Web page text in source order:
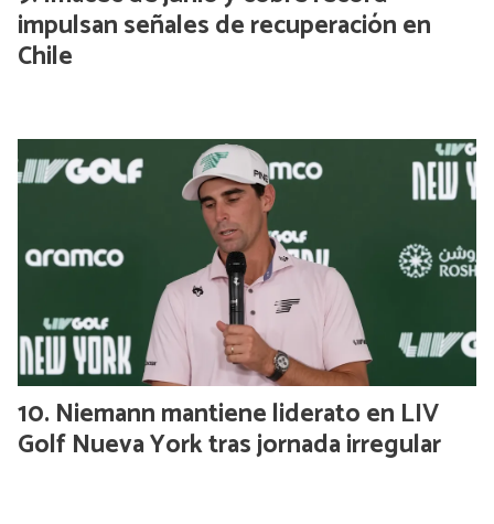
impulsan señales de recuperación en
Chile
Niemann mantiene liderato en LIV
Golf Nueva York tras jornada irregular